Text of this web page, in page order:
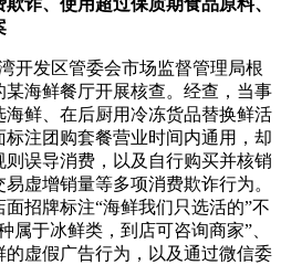
开发区管委会市场监督管理局根
海鲜餐厅开展核查。经查，当事
海鲜、在后厨用冷冻货品替换鲜活
注团购套餐营业时间内通用，却
误导消费，以及自行购买并核销
虚增销量等多项消费欺诈行为。
招牌标注“海鲜我们只选活的”不
属于冰鲜类，到店可咨询商家”、
虚假广告行为，以及通过微信委